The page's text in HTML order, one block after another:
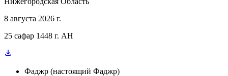
8 августа 2026 г.
25 сафар 1448 г. AH
Фаджр (настоящий Фаджр)